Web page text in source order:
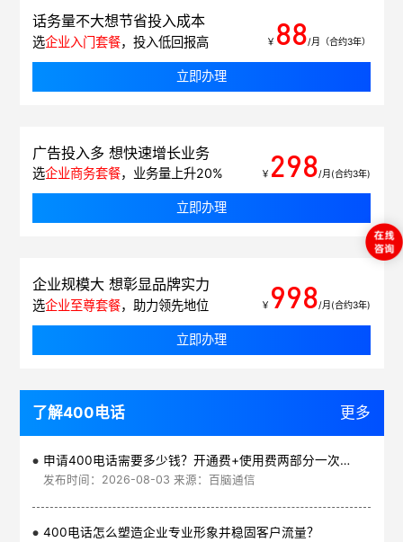
话务量不大想节省投入成本
选企业入门套餐，投入低回报高 ￥ 88/月（合约3年）
立即办理
广告投入多 想快速增长业务
选企业商务套餐，业务量上升20% ￥ 298/月(合约3年)
立即办理
企业规模大 想彰显品牌实力
选企业至尊套餐，助力领先地位 ￥ 998/月(合约3年)
立即办理
了解400电话 更多
申请400电话需要多少钱？开通费+使用费两部分一次讲清
发布时间：2026-08-03 来源：百脑通信
400电话怎么塑造企业专业形象并稳固客户流量？